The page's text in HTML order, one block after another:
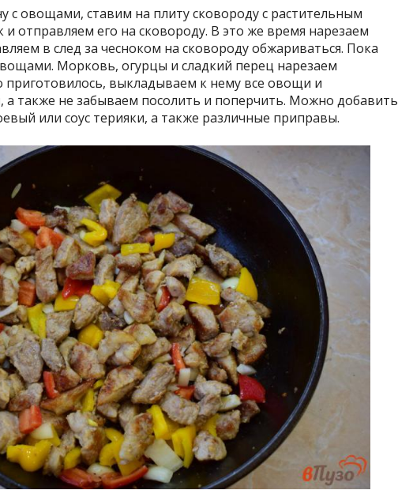
с овощами, ставим на плиту сковороду с растительным
отправляем его на сковороду. В это же время нарезаем
в след за чесноком на сковороду обжариваться. Пока
Морковь, огурцы и сладкий перец нарезаем
приготовилось, выкладываем к нему все овощи и
также не забываем посолить и поперчить. Можно добавить
или соус терияки, а также различные приправы.